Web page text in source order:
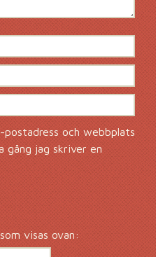
och webbplats
gång jag skriver en
visas ovan: